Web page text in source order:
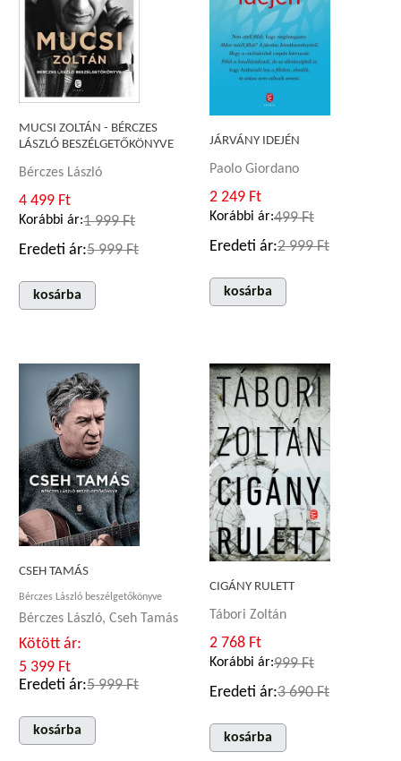
MUCSI ZOLTÁN - BÉRCZES
LÁSZLÓ BESZÉLGETŐKÖNYVE
Bérczes László
4 499 Ft
Korábbi ár:1 999 Ft
Eredeti ár:5 999 Ft
kosárba
JÁRVÁNY IDEJÉN
Paolo Giordano
2 249 Ft
Korábbi ár:499 Ft
Eredeti ár:2 999 Ft
kosárba
CSEH TAMÁS
Bérczes László beszélgetőkönyve
Bérczes László, Cseh Tamás
Kötött ár:
5 399 Ft
Eredeti ár:5 999 Ft
kosárba
CIGÁNY RULETT
Tábori Zoltán
2 768 Ft
Korábbi ár:999 Ft
Eredeti ár:3 690 Ft
kosárba